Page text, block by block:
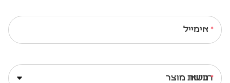
אימייל
נושא